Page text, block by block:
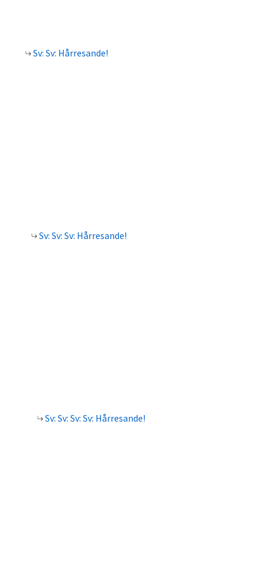
Sv: Sv: Hårresande!
Sv: Sv: Sv: Hårresande!
Sv: Sv: Sv: Sv: Hårresande!